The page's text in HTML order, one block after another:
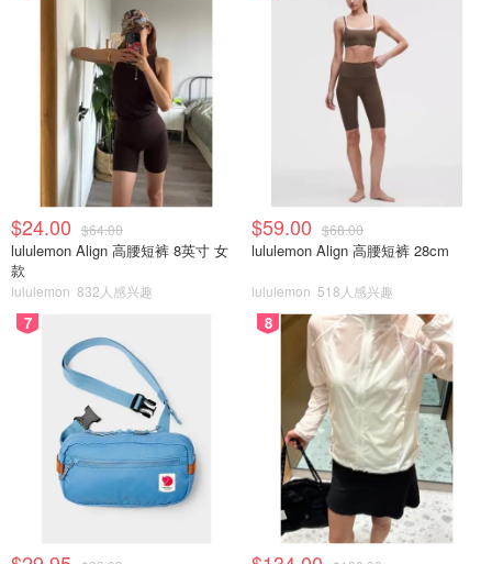
Stillwater Spa
图片来源于Stillwater Spa，图片版权属于原作者
柏悦酒店的Stillwater Spa欢迎客人享受个性化的治疗，在
这个水疗中心寻求按摩、面部护理和身体护理，以及打蜡、
指甲护理，甚至是芳香疗法体验，并提供一系列高度精心策
划的放松服务，以治疗身体和平静心灵。
$24.00 $64.00
lululemon Align 高腰短裤 8英寸 女
款
lululemon 832人感兴趣
$59.00 $68.00
lululemon Align 高腰短裤 28cm
lululemon 518人感兴趣
7 8